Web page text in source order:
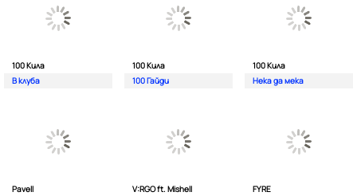
100 Кила
В клуба
100 Кила
100 Гайди
100 Кила
Нека да мека
Pavell
V:RGO ft. Mishell
FYRE